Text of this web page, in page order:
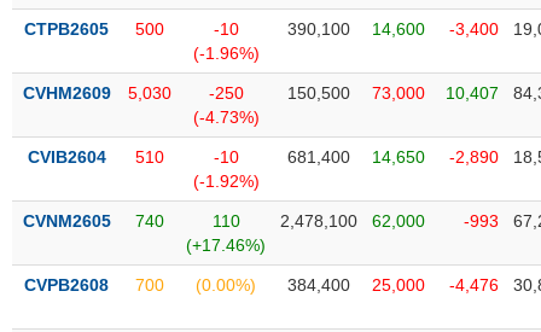
lý
trường
CTPB2605 500
-10
(-1.96%)
390,100 14,600 -3,400
CVHM2609 5,030
-250
(-4.73%)
150,500 73,000 10,407
CVIB2604 510
-10
(-1.92%)
681,400 14,650 -2,890
CVNM2605 740
110
(+17.46%)
2,478,100 62,000 -993
CVPB2608 700 (0.00%) 384,400 25,000 -4,476
TIÊU
YẾU